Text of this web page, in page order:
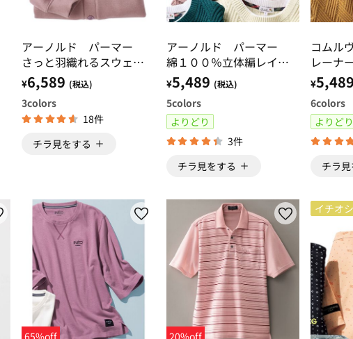
アーノルド パーマー
さっと羽織れるスウェッ
トカーデ
¥6,589 (税込)
3colors
18件
チラ見をする
アーノルド パーマー
綿１００％立体編レイヤ
ードセーター
¥5,489 (税込)
5colors
よりどり
3件
チラ見をする
コムル
レーナ
ハーフ
¥5,489
6colors
よりどり
チラ
65%off 20%off
イチオシ